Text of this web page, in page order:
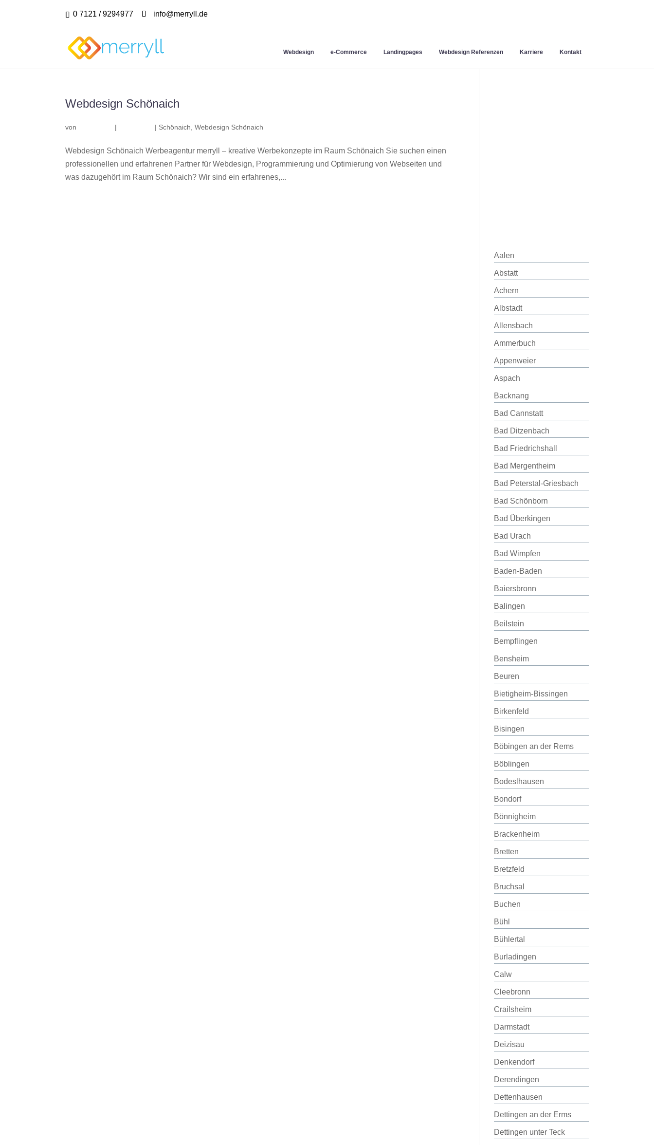
0 7121 / 9294977 info@merryll.de
Webdesign e-Commerce Landingpages Webdesign Referenzen Karriere Kontakt
Webdesign Schönaich
von | | Schönaich ,Webdesign Schönaich
Webdesign Schönaich Werbeagentur merryll – kreative Werbekonzepte im Raum Schönaich Sie suchen einen
professionellen und erfahrenen Partner für Webdesign, Programmierung und Optimierung von Webseiten und
was dazugehört im Raum Schönaich? Wir sind ein erfahrenes,...
Aalen
Abstatt
Achern
Albstadt
Allensbach
Ammerbuch
Appenweier
Aspach
Backnang
Bad Cannstatt
Bad Ditzenbach
Bad Friedrichshall
Bad Mergentheim
Bad Peterstal-Griesbach
Bad Schönborn
Bad Überkingen
Bad Urach
Bad Wimpfen
Baden-Baden
Baiersbronn
Balingen
Beilstein
Bempflingen
Bensheim
Beuren
Bietigheim-Bissingen
Birkenfeld
Bisingen
Böbingen an der Rems
Böblingen
Bodeslhausen
Bondorf
Bönnigheim
Brackenheim
Bretten
Bretzfeld
Bruchsal
Buchen
Bühl
Bühlertal
Burladingen
Calw
Cleebronn
Crailsheim
Darmstadt
Deizisau
Denkendorf
Derendingen
Dettenhausen
Dettingen an der Erms
Dettingen unter Teck